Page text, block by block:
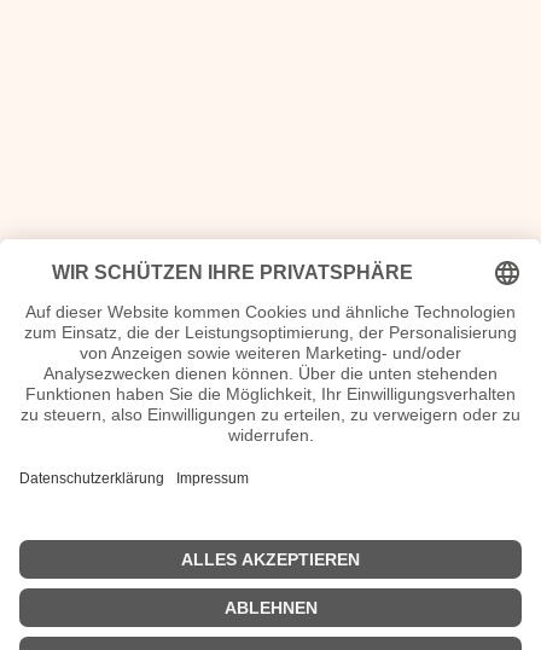
<<Geburtstage 6. Juli|Geburtstage 8.Juli>>